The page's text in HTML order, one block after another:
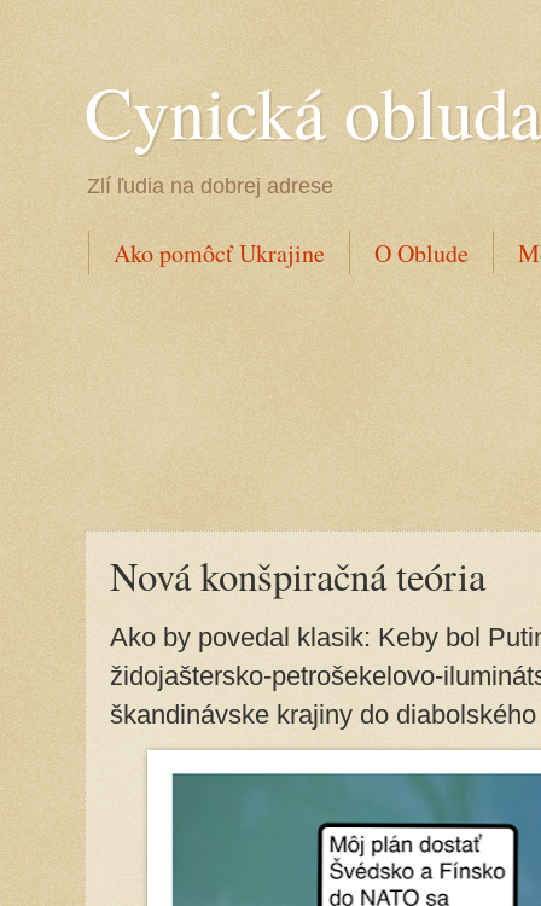
Cynická obluda
Zlí ľudia na dobrej adrese
Ako pomôcť Ukrajine O Oblude
Nová konšpiračná teória
Ako by povedal klasik: Keby bol
židojaštersko-petrošekelovo-
škandinávske krajiny do